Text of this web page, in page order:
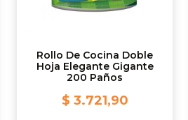
Rollo De Cocina Doble
Hoja Elegante Gigante
200 Paños
$ 3.721,90